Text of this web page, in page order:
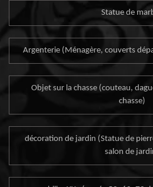
Statue de
Argenterie (Ménagère, couverts
Objet sur la chasse (couteau,
chasse)
décoration de jardin (Statue de
salon de